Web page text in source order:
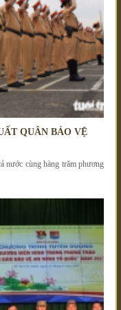
QUÂN BẢO VỆ
nước cùng hàng trăm phương